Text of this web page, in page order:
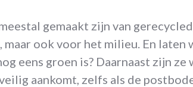
gemaakt zijn van
ook voor het milieu. En laten
eens groen is? Daarnaast zijn
aankomt, zelfs als de